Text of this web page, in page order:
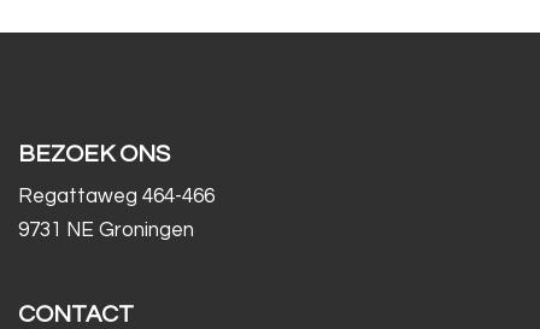
BEZOEK ONS
Regattaweg 464-466
9731 NE Groningen
CONTACT